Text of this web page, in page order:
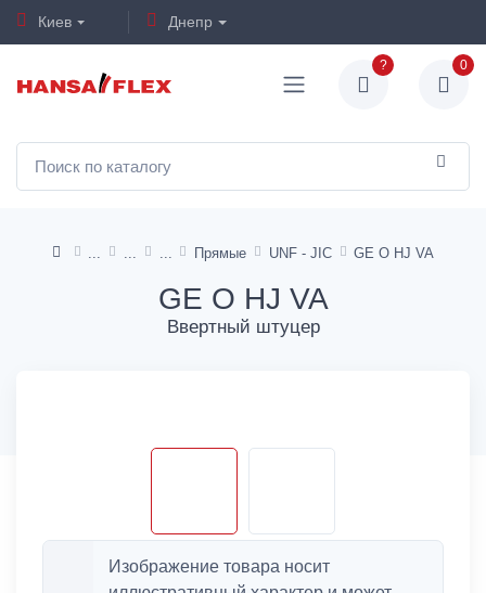
Киев Днепр
? 0
Прямые UNF - JIC GE O HJ VA
GE O HJ VA
Ввертный штуцер
Изображение товара носит